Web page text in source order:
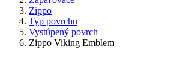
Zippo
Typ povrchu
Vystúpený povrch
Zippo Viking Emblem